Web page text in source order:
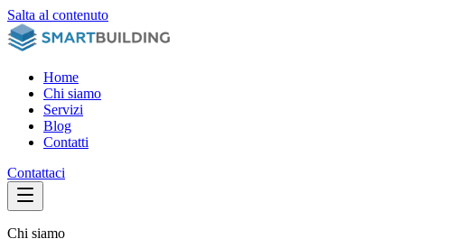
Salta al contenuto
Home
Chi siamo
Servizi
Blog
Contatti
Contattaci
Chi siamo